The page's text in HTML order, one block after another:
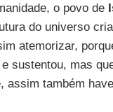
o povo de
do universo
atemorizar,
sustentou, mas
assim também